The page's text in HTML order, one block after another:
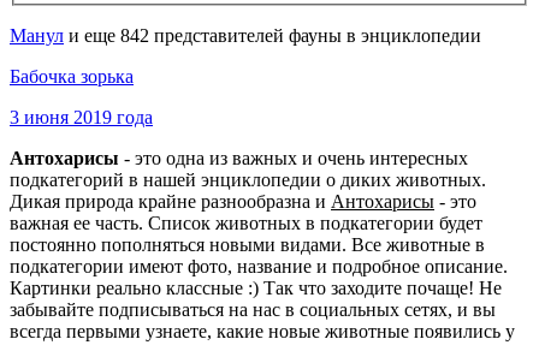
Манул и еще 842 представителей фауны в энциклопедии
Бабочка зорька
3 июня 2019 года
Антохарисы - это одна из важных и очень интересных
подкатегорий в нашей энциклопедии о диких животных.
Дикая природа крайне разнообразна и Антохарисы - это
важная ее часть. Список животных в подкатегории будет
постоянно пополняться новыми видами. Все животные в
подкатегории имеют фото, название и подробное описание.
Картинки реально классные :) Так что заходите почаще! Не
забывайте подписываться на нас в социальных сетях, и вы
всегда первыми узнаете, какие новые животные появились у